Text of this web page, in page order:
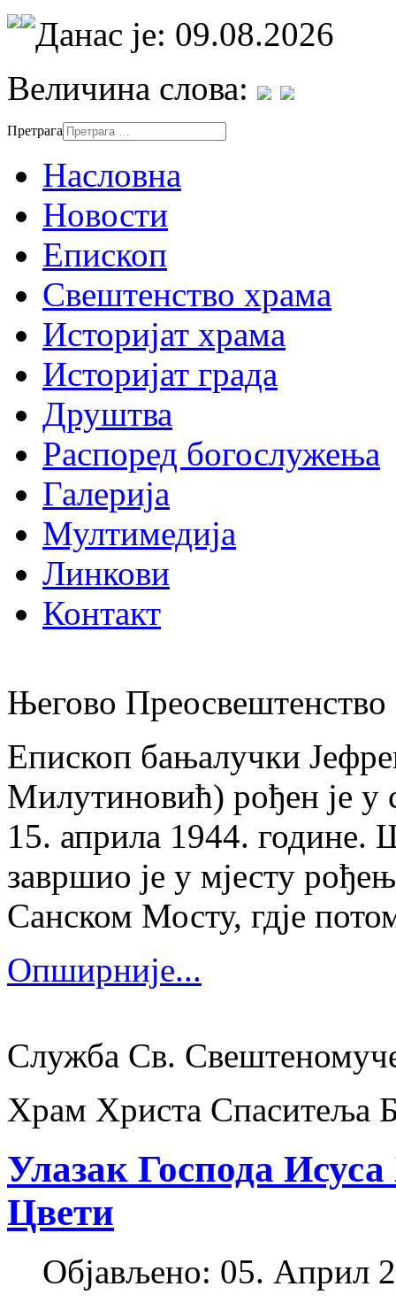
Данас је: 09.08.2026
Величина слова:
Претрага
Насловна
Новости
Епископ
Свештенство храма
Историјат храма
Историјат града
Друштва
Распоред богослужења
Галерија
Мултимедија
Линкови
Контакт
Његово
Епископ бањалучки
Милутиновић) рођен је у
15. априла 1944. године.
завршио је у мјесту
Санском Мосту, гдје
Опширније...
Служба Св.
Храм Христа Спаситеља
Улазак Господа
Цвети
Објављено: 05. Април